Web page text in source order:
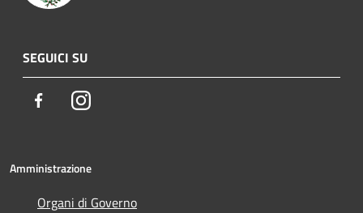
SEGUICI SU
FacebookInstagram
Amministrazione
Organi di Governo